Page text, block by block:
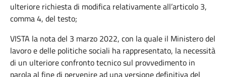
ulteriore richiesta di modifica relativamente all’articolo 3,
comma 4, del testo;
VISTA la nota del 3 marzo 2022, con la quale il Ministero del
lavoro e delle politiche sociali ha rappresentato, la necessità
di un ulteriore confronto tecnico sul provvedimento in
parola al fine di pervenire ad una versione definitiva del